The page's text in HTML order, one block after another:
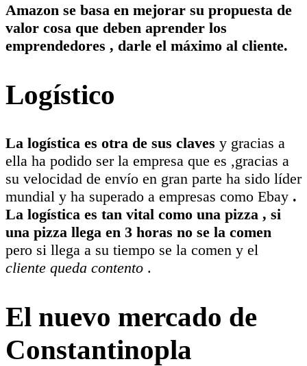
Amazon se basa en mejorar su propuesta de
valor cosa que deben aprender los
emprendedores , darle el máximo al cliente.
Logístico
La logística es otra de sus claves y gracias a
ella ha podido ser la empresa que es ,gracias a
su velocidad de envío en gran parte ha sido líder
mundial y ha superado a empresas como Ebay .
La logística es tan vital como una pizza , si
una pizza llega en 3 horas no se la comen
pero si llega a su tiempo se la comen y el
cliente queda contento .
El nuevo mercado de
Constantinopla